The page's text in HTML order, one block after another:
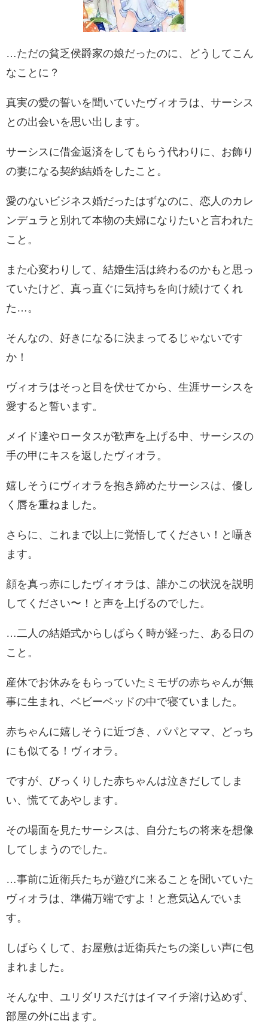
…ただの貧乏侯爵家の娘だったのに、どうしてこん
なことに？
真実の愛の誓いを聞いていたヴィオラは、サーシス
との出会いを思い出します。
サーシスに借金返済をしてもらう代わりに、お飾り
の妻になる契約結婚をしたこと。
愛のないビジネス婚だったはずなのに、恋人のカレ
ンデュラと別れて本物の夫婦になりたいと言われた
こと。
また心変わりして、結婚生活は終わるのかもと思っ
ていたけど、真っ直ぐに気持ちを向け続けてくれ
た…。
そんなの、好きになるに決まってるじゃないです
か！
ヴィオラはそっと目を伏せてから、生涯サーシスを
愛すると誓います。
メイド達やロータスが歓声を上げる中、サーシスの
手の甲にキスを返したヴィオラ。
嬉しそうにヴィオラを抱き締めたサーシスは、優し
く唇を重ねました。
さらに、これまで以上に覚悟してください！と囁き
ます。
顔を真っ赤にしたヴィオラは、誰かこの状況を説明
してください〜！と声を上げるのでした。
…二人の結婚式からしばらく時が経った、ある日の
こと。
産休でお休みをもらっていたミモザの赤ちゃんが無
事に生まれ、ベビーベッドの中で寝ていました。
赤ちゃんに嬉しそうに近づき、パパとママ、どっち
にも似てる！ヴィオラ。
ですが、びっくりした赤ちゃんは泣きだしてしま
い、慌ててあやします。
その場面を見たサーシスは、自分たちの将来を想像
してしまうのでした。
…事前に近衛兵たちが遊びに来ることを聞いていた
ヴィオラは、準備万端ですよ！と意気込んでいま
す。
しばらくして、お屋敷は近衛兵たちの楽しい声に包
まれました。
そんな中、ユリダリスだけはイマイチ溶け込めず、
部屋の外に出ます。